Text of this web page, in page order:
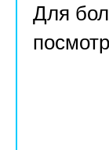
Для